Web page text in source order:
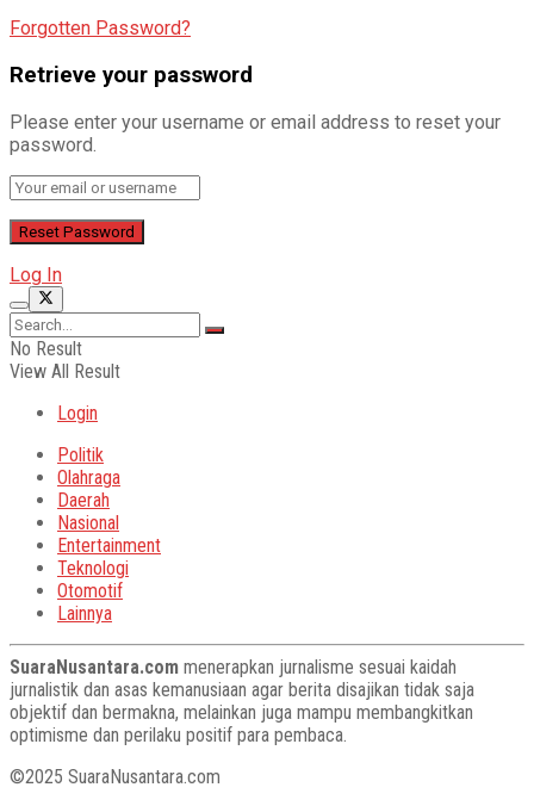
Forgotten Password?
Retrieve your password
Please enter your username or email address to reset your
password.
Log In
No Result
View All Result
Login
Politik
Olahraga
Daerah
Nasional
Entertainment
Teknologi
Otomotif
Lainnya
SuaraNusantara.com menerapkan jurnalisme sesuai kaidah
jurnalistik dan asas kemanusiaan agar berita disajikan tidak saja
objektif dan bermakna, melainkan juga mampu membangkitkan
optimisme dan perilaku positif para pembaca.
©2025 SuaraNusantara.com